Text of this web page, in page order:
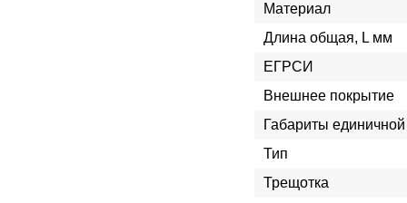
Материал
Длина общая, L мм
ЕГРСИ
Внешнее покрытие
Габариты
Тип
Трещотка